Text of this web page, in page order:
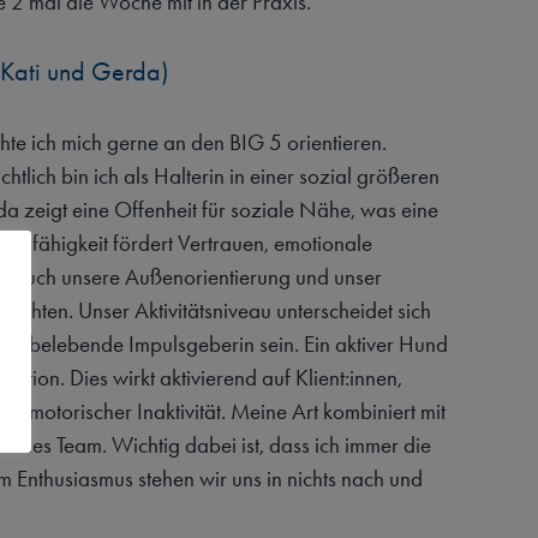
und Gerda)
ich mich gerne an den BIG 5 orientieren.
bin ich als Halterin in einer sozial größeren
zeigt eine Offenheit für soziale Nähe, was eine
fördert Vertrauen, emotionale
unsere Außenorientierung und unser
Unser Aktivitätsniveau unterscheidet sich
belebende Impulsgeberin sein. Ein aktiver Hund
Dies wirkt aktivierend auf Klient:innen,
motorischer Inaktivität. Meine Art kombiniert mit
Team. Wichtig dabei ist, dass ich immer die
stehen wir uns in nichts nach und